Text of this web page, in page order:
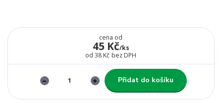
cena od
45 Kč/ks
od38 Kč bez DPH
Přidat do košíku